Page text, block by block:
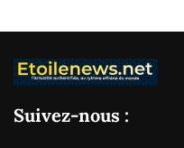
Suivez-nous :